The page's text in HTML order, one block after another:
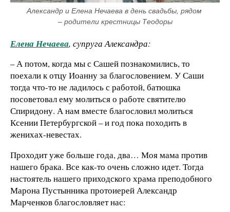
Александр и Елена Нечаева в день свадьбы, рядом
– родители крестницы Теодоры
Елена Нечаева, супруга Александра:
– А потом, когда мы с Сашей познакомились, то
поехали к отцу Иоанну за благословением. У Саши
тогда что-то не ладилось с работой, батюшка
посоветовал ему молиться о работе святителю
Спиридону. А нам вместе благословил молиться
Ксении Петербургской – и год пока походить в
женихах-невестах.
Проходит уже больше года, два… Моя мама против
нашего брака. Все как-то очень сложно идет. Тогда
настоятель нашего приходского храма преподобного
Марона Пустынника протоиерей Александр
Марченков благословляет нас: